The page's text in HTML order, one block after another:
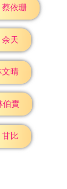
蔡依珊
余天
文晴
伯實
甘比